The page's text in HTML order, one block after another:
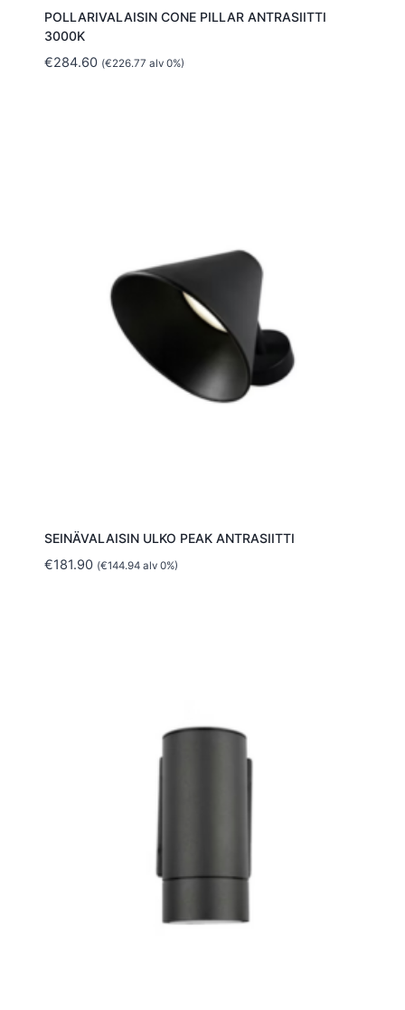
POLLARIVALAISIN CONE PILLAR ANTRASIITTI
3000K
€284.60 (€226.77 alv 0%)
SEINÄVALAISIN ULKO PEAK ANTRASIITTI
€181.90 (€144.94alv 0%)